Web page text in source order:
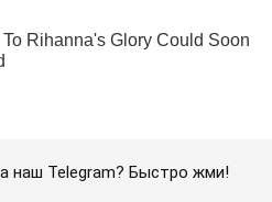
наш Telegram? Быстро жми!